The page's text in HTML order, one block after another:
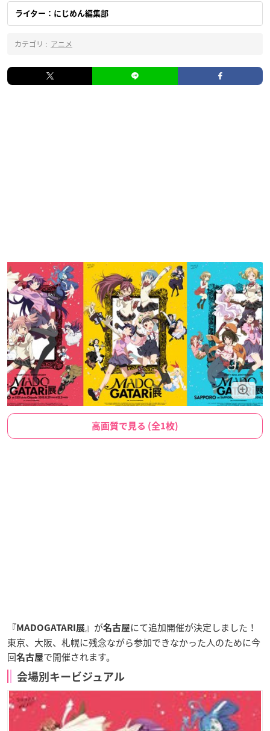
ライター：にじめん編集部
カテゴリ : アニメ
高画質で見る (全1枚)
『MADOGATARI展』が名古屋 にて追加開催が決定しました！
東京、大阪、札幌に残念ながら参加できなかった人のために今
回名古屋で開催されます。
会場別キービジュアル